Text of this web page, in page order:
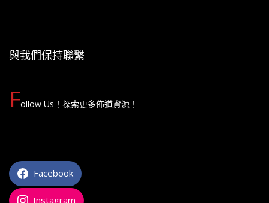
與我們保持聯繫
Follow Us！探索更多佈道資源！
Facebook
Instagram